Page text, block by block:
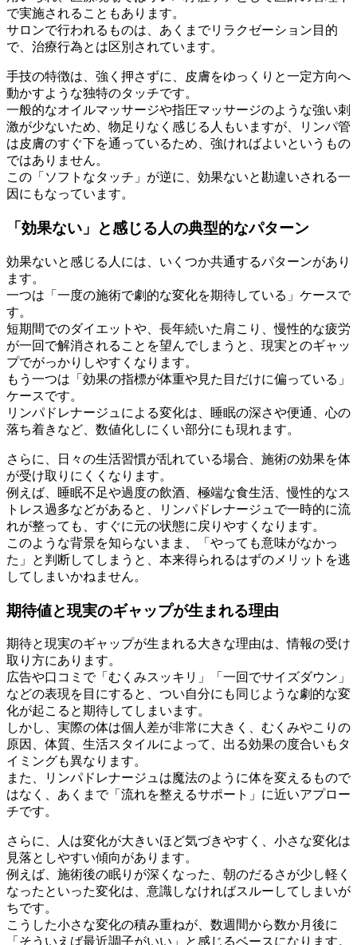
で実施されることもあります。
サロンで行われるものは、あくまでリラクゼーション目的
で、治療行為とは区別されています。
手技の特徴は、強く押さずに、皮膚をゆっくりと一定方向へ
動かすような独特のタッチです。
一般的なオイルマッサージや指圧マッサージのような強い刺
激が少ないため、物足りなく感じる人もいますが、リンパ管
は皮膚のすぐ下を通っているため、強ければよいというもの
ではありません。
この「ソフトなタッチ」が逆に、効果ないと勘違いされる一
因にもなっています。
「効果ない」と感じる人の典型的なパターン
効果ないと感じる人には、いくつか共通するパターンがあり
ます。
一つは「一度の施術で劇的な変化を期待している」ケースで
す。
短期間でのダイエットや、長年続いた肩こり、慢性的な疲労
が一回で解消されることを望んでしまうと、現実とのギャッ
プでがっかりしやすくなります。
もう一つは「効果の指標が体重や見た目だけに偏っている」
ケースです。
リンパドレナージュによる変化は、睡眠の深さや便通、心の
落ち着きなど、数値化しにくい部分にも現れます。
さらに、日々の生活習慣が乱れている場合、施術の効果を体
が受け取りにくくなります。
例えば、睡眠不足や過度の飲酒、極端な食生活、慢性的なス
トレス過多などがあると、リンパドレナージュで一時的に流
れが整っても、すぐに元の状態に戻りやすくなります。
このような背景を知らないまま、「やっても意味がなかっ
た」と判断してしまうと、本来得られるはずのメリットを逃
してしまいかねません。
期待値と現実のギャップが生まれる理由
期待と現実のギャップが生まれる大きな理由は、情報の受け
取り方にあります。
広告や口コミで「むくみスッキリ」「一回でサイズダウン」
などの表現を目にすると、つい自分にも同じような劇的な変
化が起こると期待してしまいます。
しかし、実際の体は個人差が非常に大きく、むくみやこりの
原因、体質、生活スタイルによって、出る効果の度合いもタ
イミングも異なります。
また、リンパドレナージュは魔法のように体を変えるもので
はなく、あくまで「流れを整えるサポート」に近いアプロー
チです。
さらに、人は変化が大きいほど気づきやすく、小さな変化は
見落としやすい傾向があります。
例えば、施術後の眠りが深くなった、朝のだるさが少し軽く
なったといった変化は、意識しなければスルーしてしまいが
ちです。
こうした小さな変化の積み重ねが、数週間から数か月後に
「そういえば最近調子がいい」と感じるベースになります。